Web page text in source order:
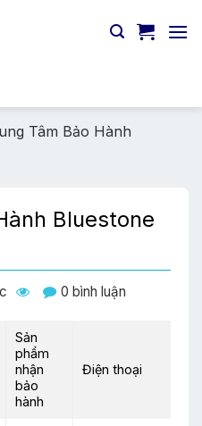
Tâm Bảo Hành
Bluestone
0 bình luận
Sản
phẩm
nhận
bảo
hành
Điện thoại